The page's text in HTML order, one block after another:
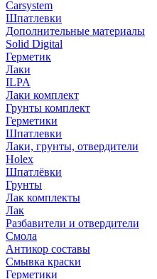
Carsystem
Шпатлевки
Дополнительные материалы
Solid Digital
Герметик
Лаки
ILPA
Лаки комплект
Грунты комплект
Герметики
Шпатлевки
Лаки, грунты, отвердители
Holex
Шпатлёвки
Грунты
Лак комплекты
Лак
Разбавители и отвердители
Смола
Антикор составы
Смывка краски
Герметики